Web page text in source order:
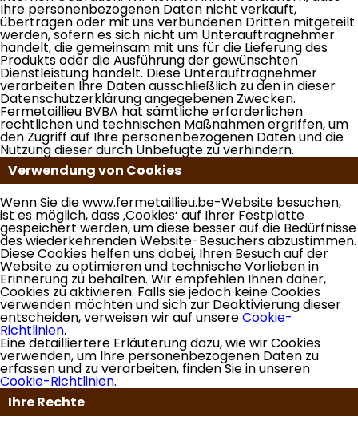
Ihre personenbezogenen Daten nicht verkauft,
übertragen oder mit uns verbundenen Dritten mitgeteilt
werden, sofern es sich nicht um Unterauftragnehmer
handelt, die gemeinsam mit uns für die Lieferung des
Produkts oder die Ausführung der gewünschten
Dienstleistung handelt. Diese Unterauftragnehmer
verarbeiten Ihre Daten ausschließlich zu den in dieser
Datenschutzerklärung angegebenen Zwecken.
Fermetaillieu BVBA hat sämtliche erforderlichen
rechtlichen und technischen Maßnahmen ergriffen, um
den Zugriff auf Ihre personenbezogenen Daten und die
Nutzung dieser durch Unbefugte zu verhindern.
Verwendung von Cookies
Wenn Sie die www.fermetaillieu.be-Website besuchen,
ist es möglich, dass ‚Cookies‘ auf Ihrer Festplatte
gespeichert werden, um diese besser auf die Bedürfnisse
des wiederkehrenden Website-Besuchers abzustimmen.
Diese Cookies helfen uns dabei, Ihren Besuch auf der
Website zu optimieren und technische Vorlieben in
Erinnerung zu behalten. Wir empfehlen Ihnen daher,
Cookies zu aktivieren. Falls sie jedoch keine Cookies
verwenden möchten und sich zur Deaktivierung dieser
entscheiden, verweisen wir auf unsereCookie-
Richtlinien.
Eine detailliertere Erläuterung dazu, wie wir Cookies
verwenden, um Ihre personenbezogenen Daten zu
erfassen und zu verarbeiten, finden Sie in unseren
Cookie-Richtlinien.
Ihre Rechte